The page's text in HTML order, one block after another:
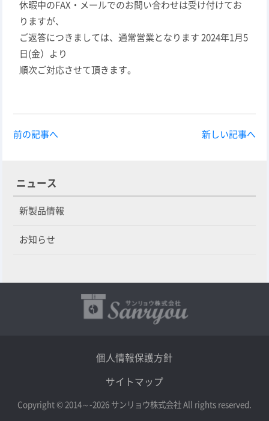
休暇中のFAX・メールでのお問い合わせは受け付けてお
りますが、
ご返答につきましては、通常営業となります 2024年1月5
日(金）より
順次ご対応させて頂きます。
前の記事へ 新しい記事へ
ニュース
新製品情報
お知らせ
個人情報保護方針
サイトマップ
Copyright © 2014～-2026 サンリョウ株式会社 All rights reserved.